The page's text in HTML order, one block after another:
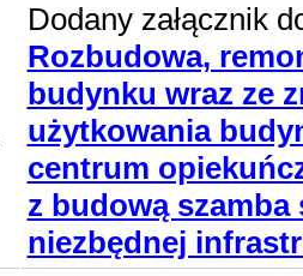
Dodany załącznik
Rozbudowa,
budynku wraz ze
użytkowania
centrum
z budową szamba
niezbędnej